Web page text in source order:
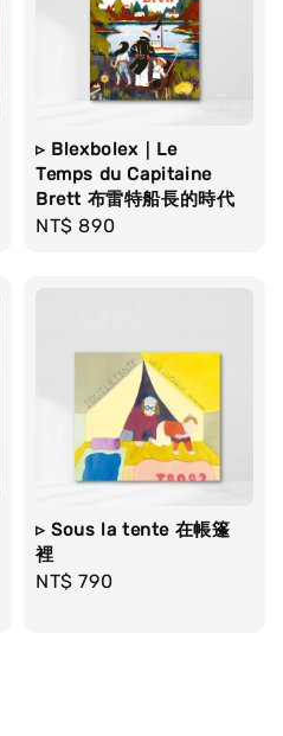
▹ Blexbolex｜Le
Temps du Capitaine
Brett 布雷特船長的時代
Regular
NT$ 890
▹ Sous la tente 在帳篷
裡
Regular
NT$ 790